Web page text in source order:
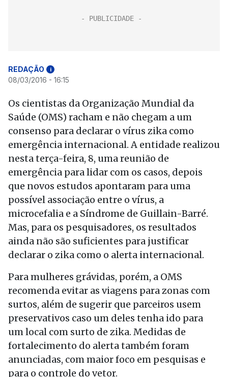
REDAÇÃO i
08/03/2016 - 16:15
Os cientistas da Organização Mundial da
Saúde (OMS) racham e não chegam a um
consenso para declarar o vírus zika como
emergência internacional. A entidade realizou
nesta terça-feira, 8, uma reunião de
emergência para lidar com os casos, depois
que novos estudos apontaram para uma
possível associação entre o vírus, a
microcefalia e a Síndrome de Guillain-Barré.
Mas, para os pesquisadores, os resultados
ainda não são suficientes para justificar
declarar o zika como o alerta internacional.
Para mulheres grávidas, porém, a OMS
recomenda evitar as viagens para zonas com
surtos, além de sugerir que parceiros usem
preservativos caso um deles tenha ido para
um local com surto de zika. Medidas de
fortalecimento do alerta também foram
anunciadas, com maior foco em pesquisas e
para o controle do vetor.